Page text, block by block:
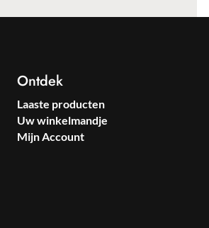
Ontdek
Laaste producten
Uw winkelmandje
Mijn Account